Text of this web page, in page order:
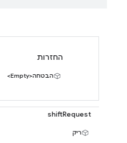
החזרות
הבטחה<Empty>
shiftRequest
ריק